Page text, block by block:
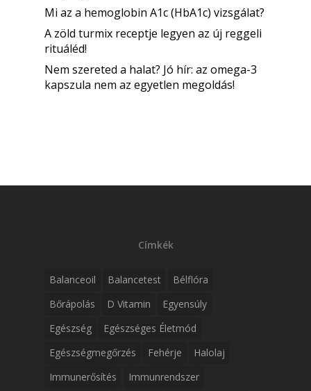
Mi az a hemoglobin A1c (HbA1c) vizsgálat?
A zöld turmix receptje legyen az új reggeli
rituáléd!
Nem szereted a halat? Jó hír: az omega-3
kapszula nem az egyetlen megoldás!
Címkék
Balanceoil Balancetest
Bélflóra
Bőrápolás
D Vitamin
Egyensúly
Egészség
Egészséges Életmód
Egészségmegőrzés
Fehérje
Halolaj
Immunerősítés
Immunrendszer